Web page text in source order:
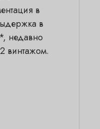
в
в
недавно
винтажом.